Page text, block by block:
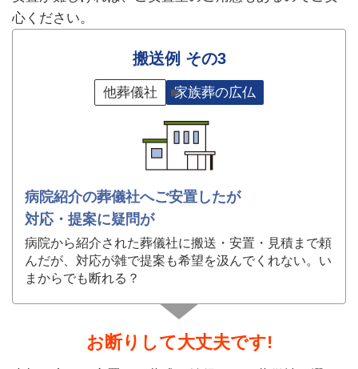
心ください。
搬送例 その3
他葬儀社 家族葬の広仏
病院紹介の葬儀社へご安置したが
対応・提案に疑問が
病院から紹介された葬儀社に搬送・安置・見積まで頼
んだが、対応が雑で提案も希望を汲んでくれない。い
まからでも断れる？
お断りして大丈夫です!